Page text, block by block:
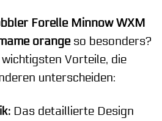
Forelle Minnow WXM
orangeso besonders?
Vorteile, die
unterscheiden:
Das detaillierte Design